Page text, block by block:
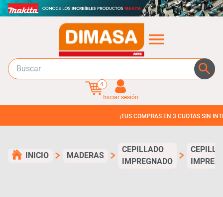
4
Iniciar sesión
¡TUS COMPRAS EN 3 CUOTAS SIN INTERES!
INICIO MADERAS
CEPILLADO
IMPREGNADO